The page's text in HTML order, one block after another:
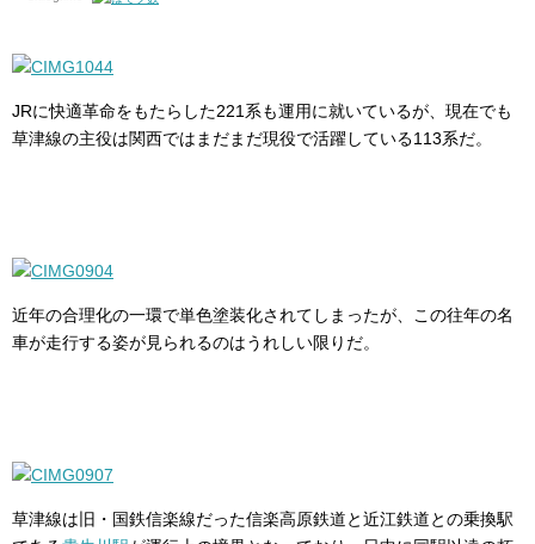
JRに快適革命をもたらした221系も運用に就いているが、現在でも
草津線の主役は関西ではまだまだ現役で活躍している113系だ。
近年の合理化の一環で単色塗装化されてしまったが、この往年の名
車が走行する姿が見られるのはうれしい限りだ。
草津線は旧・国鉄信楽線だった信楽高原鉄道と近江鉄道との乗換駅